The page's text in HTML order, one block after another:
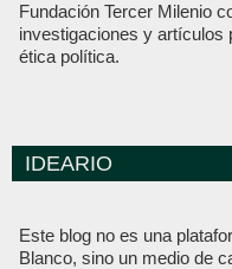
Fundación Tercer Milenio
investigaciones y artículos
ética política.
IDEARIO
Este blog no es una
Blanco, sino un medio de